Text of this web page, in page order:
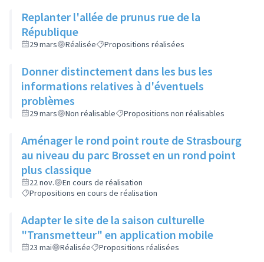
Replanter l'allée de prunus rue de la
République
29 mars Réalisée Propositions réalisées
Donner distinctement dans les bus les
informations relatives à d'éventuels
problèmes
29 mars Non réalisable Propositions non réalisables
Aménager le rond point route de Strasbourg
au niveau du parc Brosset en un rond point
plus classique
22 nov.
En cours de réalisation
Propositions en cours de réalisation
Adapter le site de la saison culturelle
"Transmetteur" en application mobile
23 mai Réalisée Propositions réalisées